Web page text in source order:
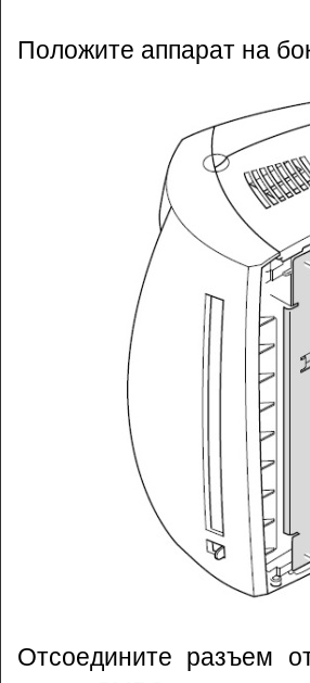
Положите аппарат на
Отсоедините разъем